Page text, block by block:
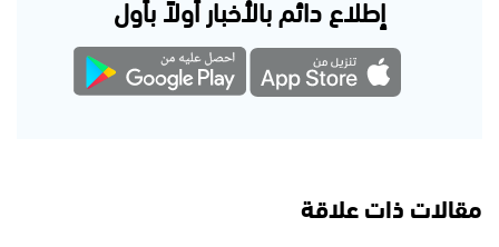
مقالات ذات علاقة